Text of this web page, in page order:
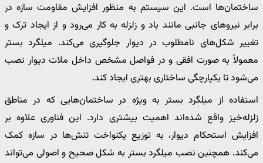
ساختمان‌ها است. این سیستم به منظور افزایش مقاومت سازه در
برابر نیروهای جانبی مانند باد و زلزله به کار می‌رود و از ایجاد ترک و
تغییر شکل‌های نامطلوب در دیوار جلوگیری می‌کند. میلگرد بستر
معمولاً به صورت افقی و در فواصل مشخص داخل ملات دیوار نصب
می‌شود تا یکپارچگی ساختاری بهتری ایجاد کند.
استفاده از میلگرد بستر به ویژه در ساختمان‌هایی که در مناطق
زلزله‌خیز واقع شده‌اند اهمیت بیشتری دارد. این فناوری علاوه بر
افزایش استحکام دیوار، به توزیع یکنواخت تنش‌ها در سازه کمک
می‌کند. همچنین نصب میلگرد بستر به شکل صحیح و اصولی می‌تواند